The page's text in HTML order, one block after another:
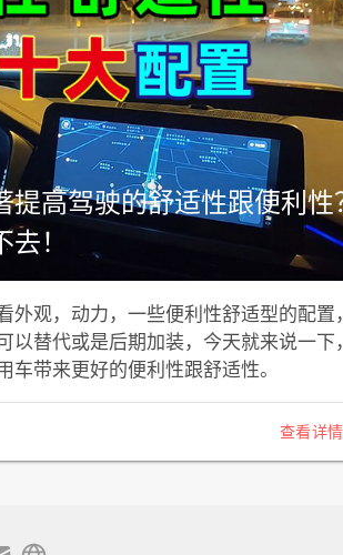
提高驾驶的舒适性跟便利性
！
观，动力，一些便利性舒适型的配置，
以替代或是后期加装，今天就来说一下，
带来更好的便利性跟舒适性。
查看详情